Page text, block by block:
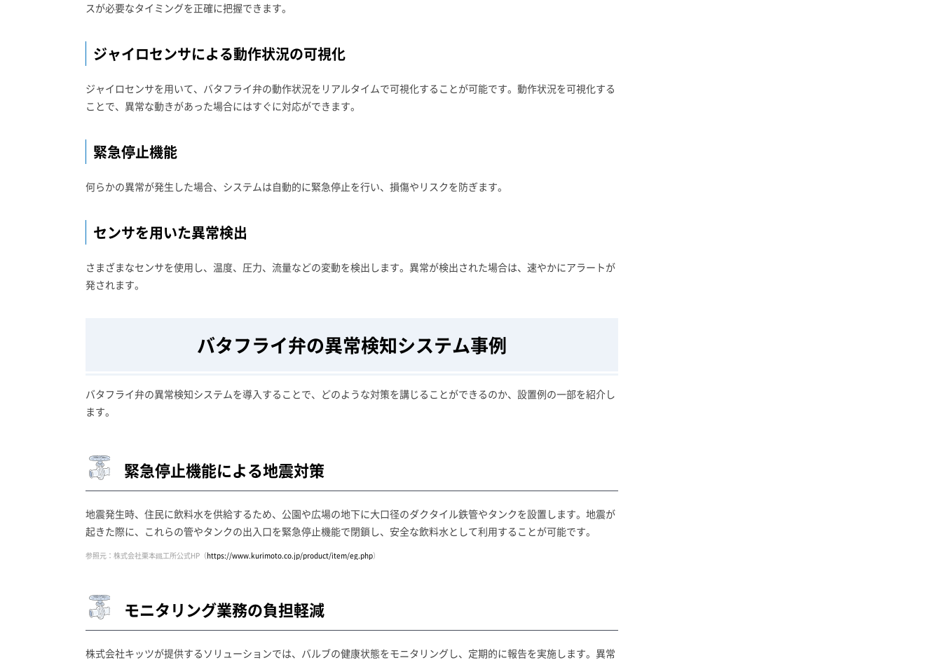
スが必要なタイミングを正確に把握できます。
ジャイロセンサによる動作状況の可視化
ジャイロセンサを用いて、バタフライ弁の動作状況をリアルタイムで可視化することが可能です。動作状況を可視化する
ことで、異常な動きがあった場合にはすぐに対応ができます。
緊急停止機能
何らかの異常が発生した場合、システムは自動的に緊急停止を行い、損傷やリスクを防ぎます。
センサを用いた異常検出
さまざまなセンサを使用し、温度、圧力、流量などの変動を検出します。異常が検出された場合は、速やかにアラートが
発されます。
バタフライ弁の異常検知システム事例
バタフライ弁の異常検知システムを導入することで、どのような対策を講じることができるのか、設置例の一部を紹介し
ます。
緊急停止機能による地震対策
地震発生時、住民に飲料水を供給するため、公園や広場の地下に大口径のダクタイル鉄管やタンクを設置します。地震が
起きた際に、これらの管やタンクの出入口を緊急停止機能で閉鎖し、安全な飲料水として利用することが可能です。
参照元：株式会社栗本鐵工所公式HP（https://www.kurimoto.co.jp/product/item/eg.php）
モニタリング業務の負担軽減
株式会社キッツが提供するソリューションでは、バルブの健康状態をモニタリングし、定期的に報告を実施します。異常